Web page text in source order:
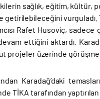
sağlık, eğitim,
Rafet Husoviç, sadece
ettiğini aktardı.
projeler üzerinde görüşme
Karadağ’daki
TİKA tarafından